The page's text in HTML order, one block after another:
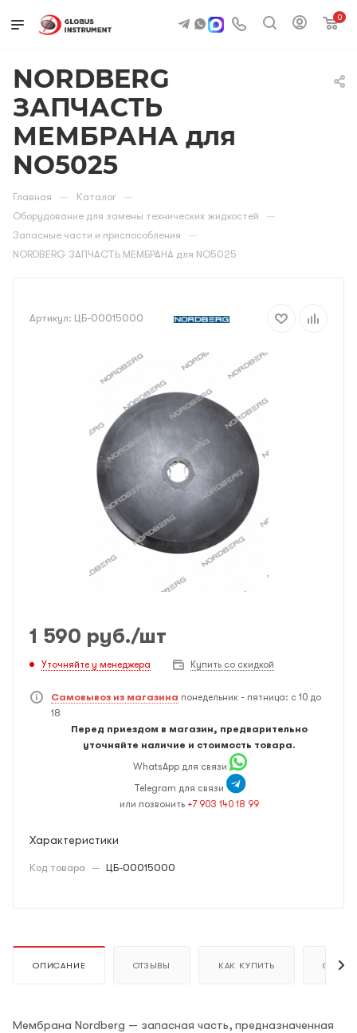
0
NORDBERG
ЗАПЧАСТЬ
МЕМБРАНА для
NO5025
Главная — Каталог —
Оборудование для замены технических жидкостей —
Запасные части и приспособления —
NORDBERG ЗАПЧАСТЬ МЕМБРАНА для NO5025
Артикул: ЦБ-00015000
1 590 руб./шт
Уточняйте у менеджера Купить со скидкой
Самовывоз из магазина понедельник - пятница: с 10 до
18
Перед приездом в магазин, предварительно
уточняйте наличие и стоимость товара.
WhatsApp для связи
Telegram для связи
или позвонить +7 903 140 18 99
Характеристики
Код товара — ЦБ-00015000
ОПИСАНИЕ ОТЗЫВЫ КАК КУПИТЬ ОПЛАТА
Мембрана Nordberg — запасная часть, предназначенная